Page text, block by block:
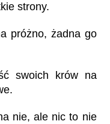
strony.
próżno, żadna go
swoich krów na
nie, ale nic to nie